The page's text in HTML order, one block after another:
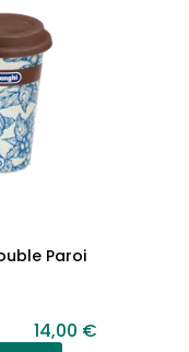
Paroi
14,00 €